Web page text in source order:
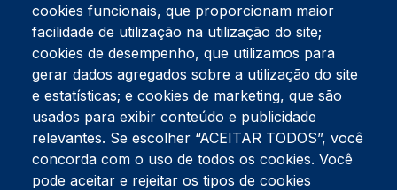
Tel:234 390 100Fax:234 390 100
Endereço Postal
Apartado 42
Rua Gil Eanes 31
3834-908 Gafanha da Nazaré
Estúdios
Rua Prior Guerra
cookies funcionais, que proporcionam maior
facilidade de utilização na utilização do site;
cookies de desempenho, que utilizamos para
gerar dados agregados sobre a utilização do site
e estatísticas; e cookies de marketing, que são
usados para exibir conteúdo e publicidade
relevantes. Se escolher “ACEITAR TODOS”, você
concorda com o uso de todos os cookies. Você
pode aceitar e rejeitar os tipos de cookies